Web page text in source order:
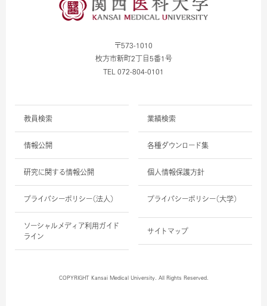
〒573-1010
枚方市新町2丁目5番1号
TEL 072-804-0101
教員検索 業績検索
情報公開 各種ダウンロード集
研究に関する情報公開 個人情報保護方針
プライバシーポリシー（法人） プライバシーポリシー（大学）
ソーシャルメディア利用ガイド
ライン
サイトマップ
COPYRIGHT Kansai Medical University. All Rights Reserved.